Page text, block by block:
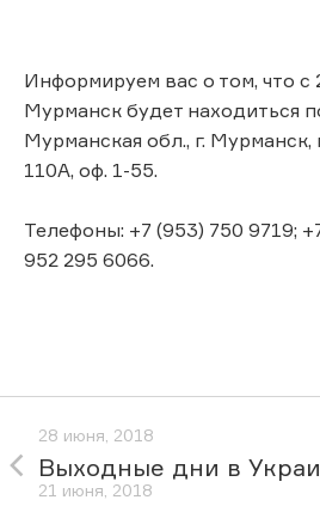
Информируем вас о том, что с
Мурманск будет находиться
Мурманская обл., г. Мурманск,
110А, оф. 1-55.
Телефоны: +7 (953) 750 9719;
952 295 6066.
28 июня, 2018
Выходные дни в
21 июня, 2018